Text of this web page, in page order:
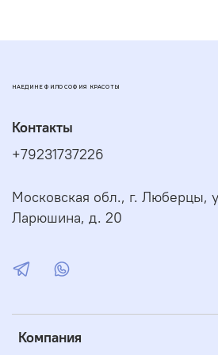
НАЕДИНЕ ФИЛОСОФИЯ КРАСОТЫ
Компания
Контакты
+79231737226
Московская обл., г. Люберцы,
Ларюшина, д. 20